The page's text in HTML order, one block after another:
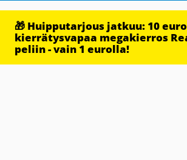
🎁 Huipputarjous jatkuu: 10
kierrätysvapaa megakierros
peliin - vain 1 eurolla!